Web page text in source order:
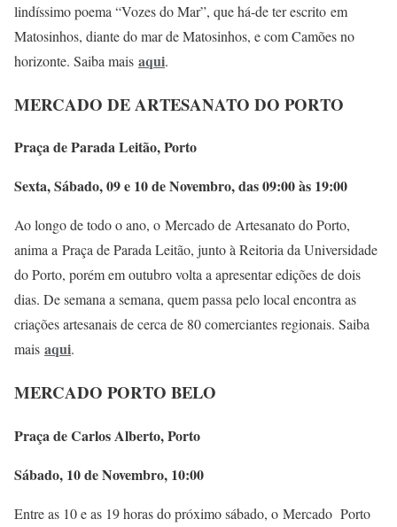
lindíssimo poema “Vozes do Mar”, que há-de ter escrito em
Matosinhos, diante do mar de Matosinhos, e com Camões no
horizonte. Saiba mais aqui.
MERCADO DE ARTESANATO DO PORTO
Praça de Parada Leitão, Porto
Sexta, Sábado, 09 e 10 de Novembro, das 09:00 às 19:00
Ao longo de todo o ano, o Mercado de Artesanato do Porto,
anima a Praça de Parada Leitão, junto à Reitoria da Universidade
do Porto, porém em outubro volta a apresentar edições de dois
dias. De semana a semana, quem passa pelo local encontra as
criações artesanais de cerca de 80 comerciantes regionais. Saiba
mais aqui.
MERCADO PORTO BELO
Praça de Carlos Alberto, Porto
Sábado, 10 de Novembro, 10:00
Entre as 10 e as 19 horas do próximo sábado, o Mercado Porto